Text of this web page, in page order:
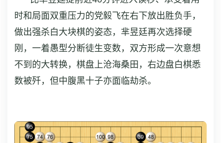
时和局面双重压力的党毅飞在右下放出胜负手，
做出强杀白大块棋的姿态，芈昱廷再次选择硬
刚，一着愚型分断徒生变数，双方形成一次意想
不到的大转换，棋盘上沧海桑田，右边盘白棋悉
数被歼，但中腹黑十子亦面临劫杀。